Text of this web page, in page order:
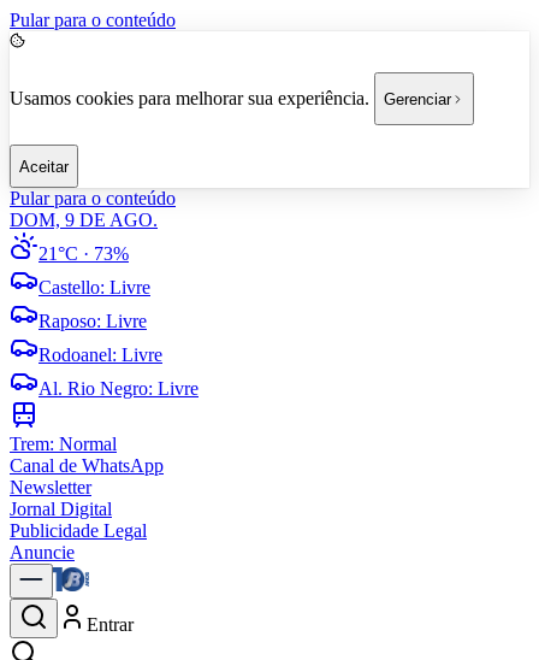
Pular para o conteúdo
Usamos cookies para melhorar sua experiência. Gerenciar
Aceitar
Pular para o conteúdo
DOM, 9 DE AGO.
21°C · 73%
Castello: Livre
Raposo: Livre
Rodoanel: Livre
Al. Rio Negro: Livre
Trem: Normal
Canal de WhatsApp
Newsletter
Jornal Digital
Publicidade Legal
Anuncie
Entrar